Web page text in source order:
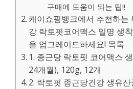
구매에 도움이 되는 팁!!
케이쇼핑뱅크에서 추천하는
강 락토핏코어맥스 일명 생
을 업그레이드하세요! 목록
1. 종근당 락토핏 코어맥스
24개월), 120g, 12개
2. 락토핏 종근당건강 생유